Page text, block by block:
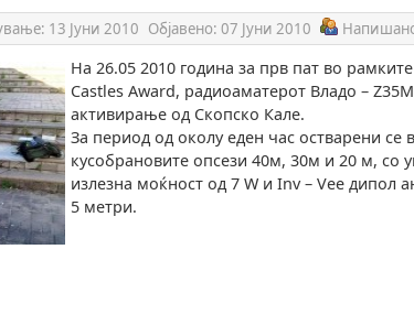
13 Јуни 2010 Објавено: 07 Јуни 2010
На 26.05 2010 година за прв пат во
Castles Award, радиоаматерот Владо –
активирање од Скопско Кале.
За период од околу еден час остварени се
кусобрановите опсези 40м, 30м и 20 м, со
излезна моќност од 7 W и Inv – Vee дипол
5 метри.